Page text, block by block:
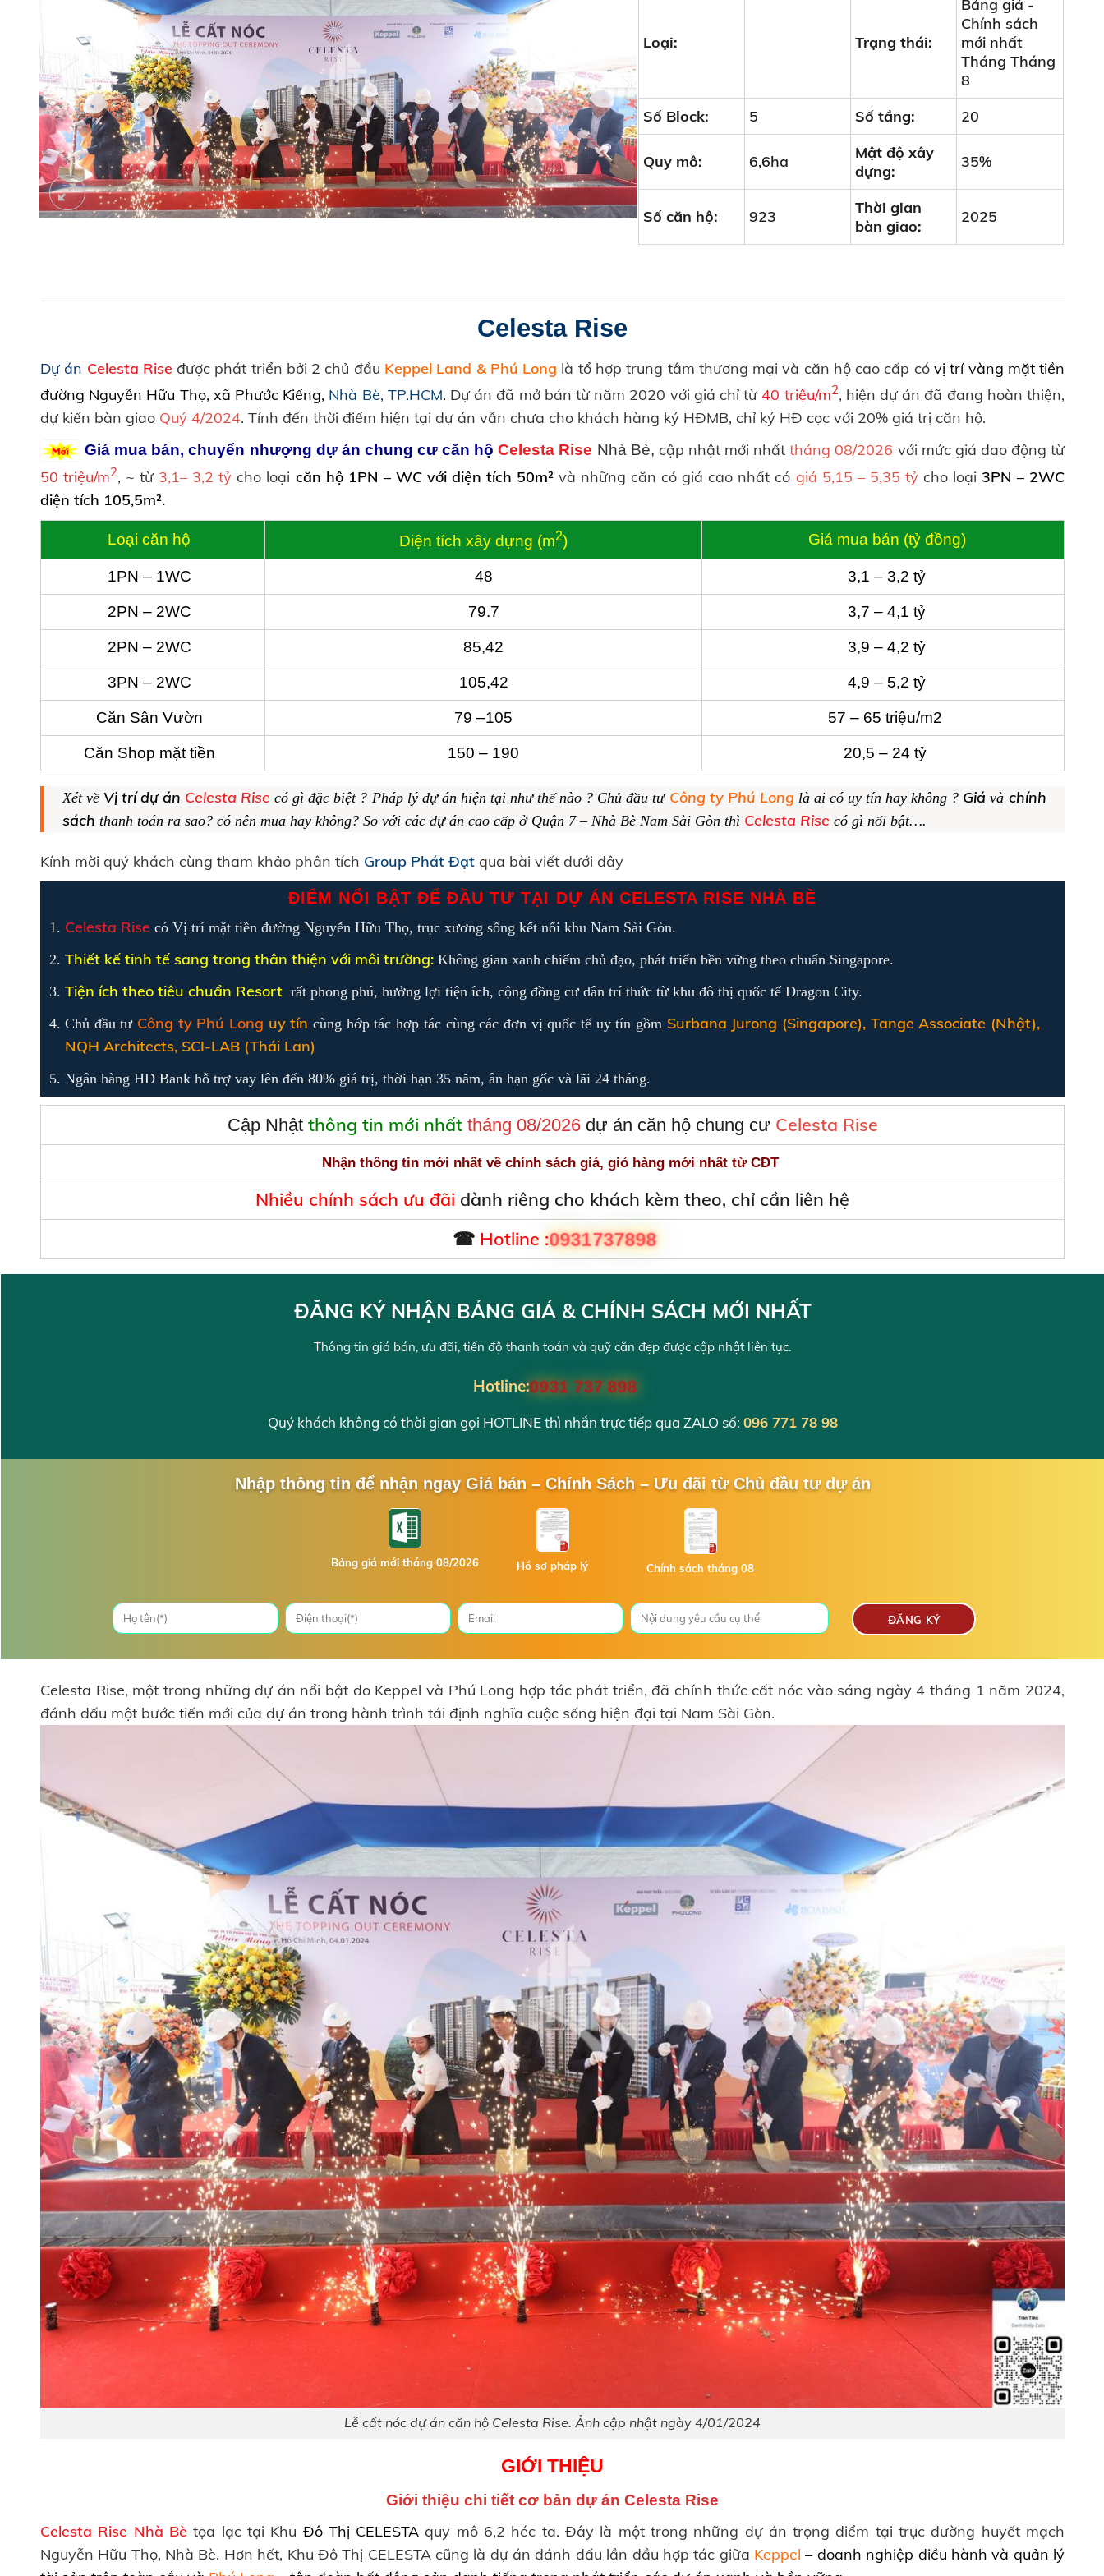
Loại: Trạng thái:
Bảng giá -
Chính sách
mới nhất
Tháng Tháng
8
Số Block:
5 Số tầng: 20
Quy mô: 6,6ha
Mật độ xây
dựng:
35%
Số căn hộ: 923
Thời gian
bàn giao:
2025
Celesta Rise
Dự án Celesta Rise được phát triển bởi 2 chủ đầu Keppel Land & Phú Long là tổ hợp trung tâm thương mại và căn hộ cao cấp có vị trí vàng mặt tiền
đường Nguyễn Hữu Thọ, xã Phước Kiểng, Nhà Bè, TP.HCM. Dự án đã mở bán từ năm 2020 với giá chỉ từ40 triệu/m2, hiện dự án đã đang hoàn thiện,
dự kiến bàn giao Quý 4/2024. Tính đến thời điểm hiện tại dự án vẫn chưa cho khách hàng ký HĐMB, chỉ ký HĐ cọc với 20% giá trị căn hộ.
Giá mua bán, chuyển nhượng dự án chung cư căn hộ Celesta Rise Nhà Bè, cập nhật mới nhất tháng 08/2026 với mức giá dao động từ
50 triệu/m2, ~ từ 3,1– 3,2 tỷ cho loại căn hộ 1PN – WC với diện tích 50m² và những căn có giá cao nhất có giá 5,15 – 5,35 tỷcho loại 3PN – 2WC
diện tích 105,5m².
Loại căn hộ Diện tích xây dựng (m2) Giá mua bán (tỷ đồng)
1PN – 1WC 48 3,1 – 3,2 tỷ
2PN – 2WC 79.7 3,7 – 4,1 tỷ
2PN – 2WC 85,42 3,9 – 4,2 tỷ
3PN – 2WC 105,42 4,9 – 5,2 tỷ
Căn Sân Vườn 79 –105 57 – 65 triệu/m2
Căn Shop mặt tiền 150 – 190 20,5 – 24 tỷ
Xét vềVị trí dự án Celesta Rise có gì đặc biệt ? Pháp lý dự án hiện tại như thế nào ? Chủ đầu tư Công ty Phú Long là ai có uy tín hay không ? Giá và chính
sách thanh toán ra sao? có nên mua hay không? So với các dự án cao cấp ở Quận 7 – Nhà Bè Nam Sài Gòn thì Celesta Rise có gì nổi bật….
Kính mời quý khách cùng tham khảo phân tích Group Phát Đạt qua bài viết dưới đây
ĐIỂM NỔI BẬT ĐỂ ĐẦU TƯ TẠI DỰ ÁN CELESTA RISE NHÀ BÈ
Celesta Rise có Vị trí mặt tiền đường Nguyễn Hữu Thọ, trục xương sống kết nối khu Nam Sài Gòn.
Thiết kế tinh tế sang trong thân thiện với môi trường: Không gian xanh chiếm chủ đạo, phát triển bền vững theo chuẩn Singapore.
Tiện ích theo tiêu chuẩn Resort rất phong phú, hưởng lợi tiện ích, cộng đồng cư dân trí thức từ khu đô thị quốc tế Dragon City.
Chủ đầu tư Công ty Phú Long uy tíncùng hớp tác hợp tác cùng các đơn vị quốc tế uy tín gồmSurbana Jurong (Singapore), Tange Associate (Nhật),
NQH Architects, SCI-LAB (Thái Lan)
Ngân hàng HD Bank hỗ trợ vay lên đến 80% giá trị, thời hạn 35 năm, ân hạn gốc và lãi 24 tháng.
Cập Nhật thông tin mới nhất tháng 08/2026dự án căn hộ chung cư Celesta Rise
Nhận thông tin mới nhất về chính sách giá, giỏ hàng mới nhất từ CĐT
Nhiều chính sách ưu đãi dành riêng cho khách kèm theo, chỉ cần liên hệ
☎ Hotline :0931737898
ĐĂNG KÝ NHẬN BẢNG GIÁ & CHÍNH SÁCH MỚI NHẤT
Thông tin giá bán, ưu đãi, tiến độ thanh toán và quỹ căn đẹp được cập nhật liên tục.
Hotline:0931 737 898
Quý khách không có thời gian gọi HOTLINE thì nhắn trực tiếp qua ZALO số: 096 771 78 98
Nhập thông tin để nhận ngay Giá bán – Chính Sách – Ưu đãi từ Chủ đầu tư dự án
Bảng giá mới tháng 08/2026 Hồ sơ pháp lý Chính sách tháng 08
Celesta Rise, một trong những dự án nổi bật do Keppel và Phú Long hợp tác phát triển, đã chính thức cất nóc vào sáng ngày 4 tháng 1 năm 2024,
đánh dấu một bước tiến mới của dự án trong hành trình tái định nghĩa cuộc sống hiện đại tại Nam Sài Gòn.
Lễ cất nóc dự án căn hộ Celesta Rise. Ảnh cập nhật ngày 4/01/2024
GIỚI THIỆU
Giới thiệu chi tiết cơ bản dự án Celesta Rise
Celesta Rise Nhà Bè tọa lạc tại Khu Đô Thị CELESTA quy mô 6,2 héc ta. Đây là một trong những dự án trọng điểm tại trục đường huyết mạch
Nguyễn Hữu Thọ, Nhà Bè. Hơn hết, Khu Đô Thị CELESTA cũng là dự án đánh dấu lần đầu hợp tác giữa Keppel – doanh nghiệp điều hành và quản lý